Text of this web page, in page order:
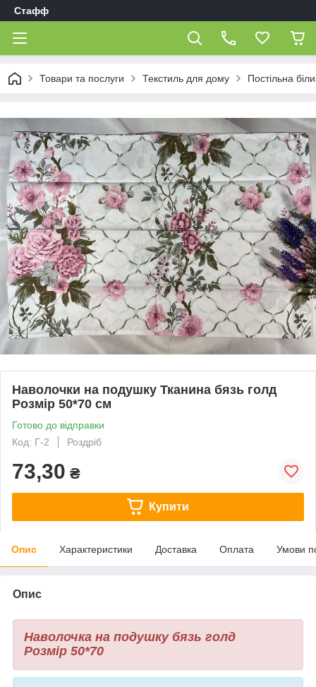
Стафф
Товари та послуги Текстиль для дому Постільна
Наволочки на подушку Тканина бязь голд
Розмір 50*70 см
Готово до відправки
Код: Г-2
Роздріб
73,30 ₴
Купити
Опис Характеристики Доставка Оплата Умови
Опис
Наволочка на подушку бязь голд
Розмір 50*70